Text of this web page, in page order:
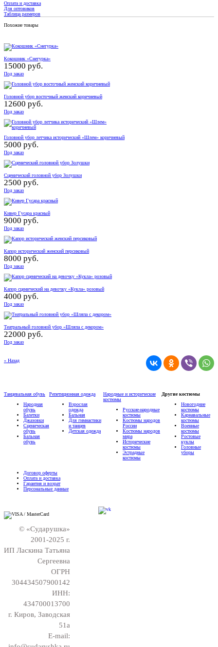
Оплата и доставка
Для оптовиков
Таблица размеров
Похожие товары
Кокошник «Снегурка»
15000 руб.
Под заказ
Головной убор восточный женский коричневый
12600 руб.
Под заказ
Головной убор летчика исторический «Шлем» коричневый
5000 руб.
Под заказ
Сценический головной убор Золушки
2500 руб.
Под заказ
Кивер Гусара красный
9000 руб.
Под заказ
Капор исторический женский персиковый
8000 руб.
Под заказ
Капор сценический на девочку «Кукла» розовый
4000 руб.
Под заказ
Театральный головной убор «Шляпа с декором»
22000 руб.
Под заказ
« Назад
Танцевальная обувь
Народная
обувь
Балетки
Джазовки
Сценическая
обувь
Бальная
обувь
Репетиционная одежда
Взрослая
одежда
Бальная
Для гимнастики
и танцев
Детская одежда
Народные и исторические
костюмы
Русские-народные
костюмы
Костюмы народов
России
Костюмы народов
мира
Исторические
костюмы
Эстрадные
костюмы
Другие костюмы
Новогодние
костюмы
Карнавальные
костюмы
Военные
костюмы
Ростовые
куклы
Головные
уборы
Договор оферты
Оплата и доставка
Гарантия и возрат
Персональные данные
© «Сударушка»
2001-2025 г.
ИП Ласкина Татьяна
Сергеевна
ОГРН
304434507900142
ИНН:
434700013700
г. Киров, Заводская
51а
E-mail: